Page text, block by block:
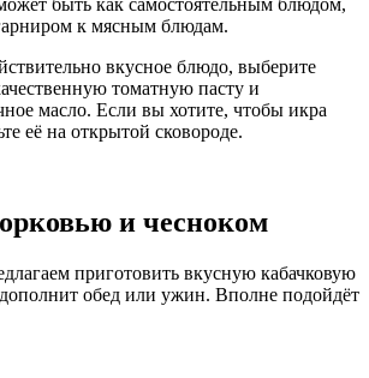
к мясным блюдам.
вкусное блюдо, выберите
томатную пасту и
масло. Если вы хотите, чтобы икра
её на открытой сковороде.
и чесноком
приготовить вкусную кабачковую
обед или ужин. Вполне подойдёт